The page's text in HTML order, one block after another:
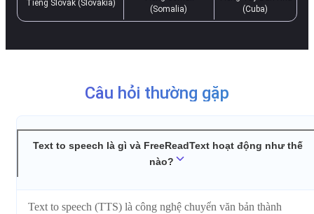
Tiếng Slovak (Slovakia)
(Somalia)
(Cuba)
Câu hỏi thường gặp
Text to speech là gì và FreeReadText hoạt động như thế
nào?
Text to speech (TTS) là công nghệ chuyển văn bản thành